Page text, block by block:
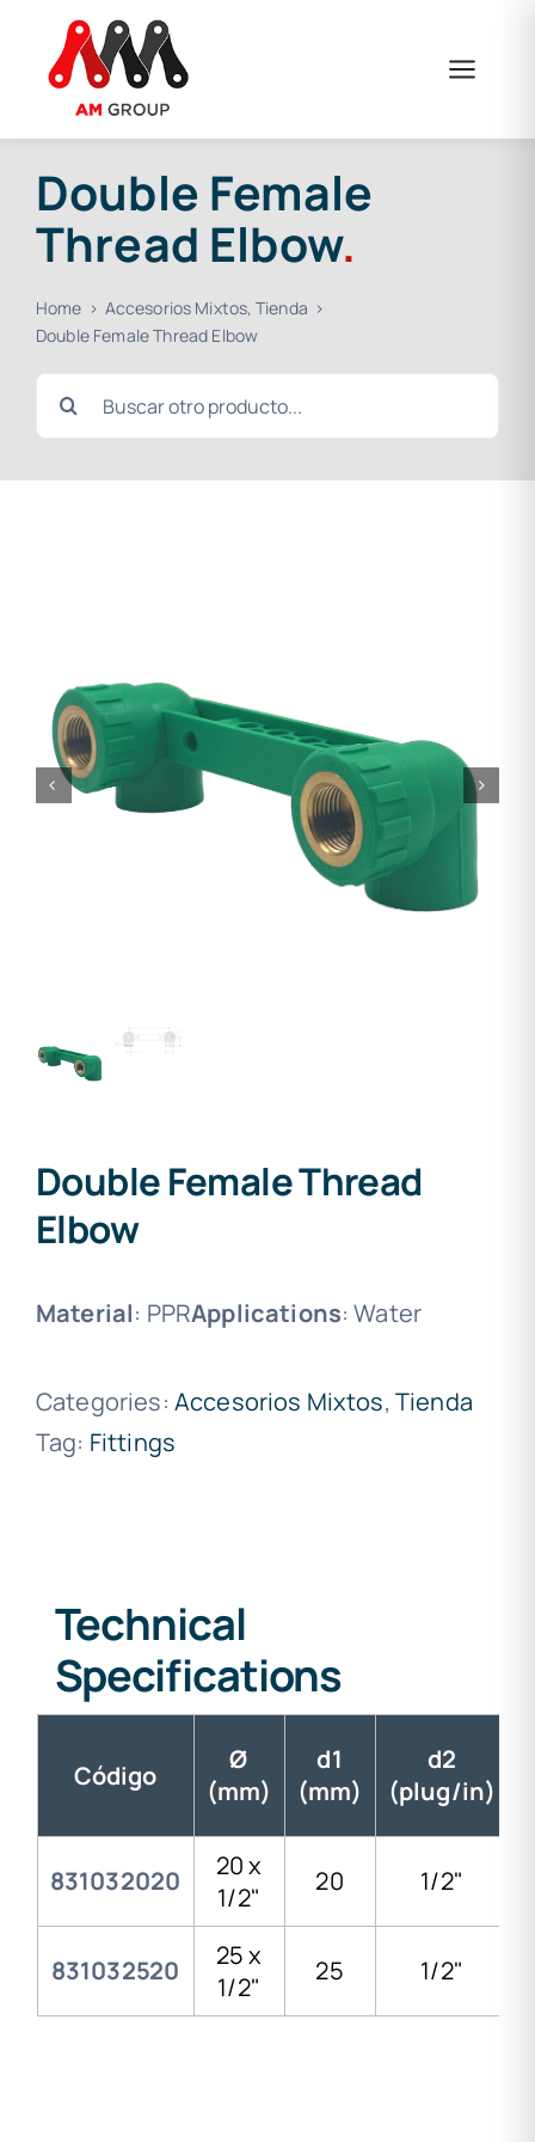
content
Double Female
Thread Elbow.
Home Accesorios Mixtos Tienda
Double Female Thread Elbow
Search
for:
Double Female Thread
Elbow
Material: PPRApplications: Water
Categories: Accesorios Mixtos, Tienda
Tag: Fittings
Technical
Specifications
Código
Ø
(mm)
d1
(mm)
d2
(plug/in)
831032020
20 x
1/2"
20 1/2"
831032520
25 x
1/2"
25 1/2"